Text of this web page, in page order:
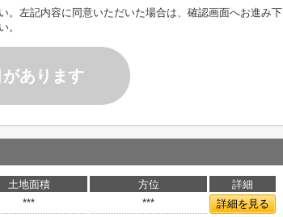
。左記内容に同意いただいた場合は、確認画面へお進み下
。
あります
土地面積 方位
詳細
*** *** 詳細を見る